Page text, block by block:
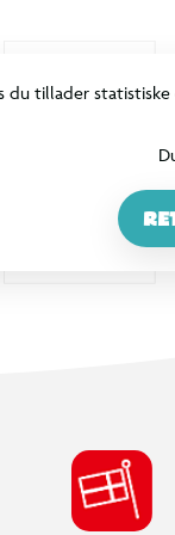
du tillader